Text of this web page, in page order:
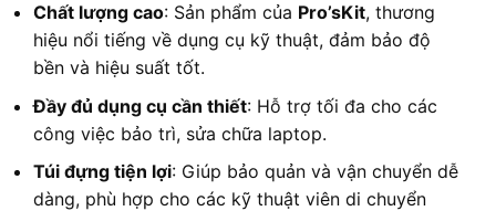
Chất lượng cao: Sản phẩm của Pro’sKit, thương
hiệu nổi tiếng về dụng cụ kỹ thuật, đảm bảo độ
bền và hiệu suất tốt.
Đầy đủ dụng cụ cần thiết: Hỗ trợ tối đa cho các
công việc bảo trì, sửa chữa laptop.
Túi đựng tiện lợi: Giúp bảo quản và vận chuyển dễ
dàng, phù hợp cho các kỹ thuật viên di chuyển